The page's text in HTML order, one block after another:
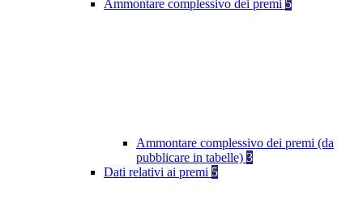
Ammontare complessivo dei premi 5
Ammontare complessivo dei premi (da
pubblicare in tabelle) 3
Dati relativi ai premi 5